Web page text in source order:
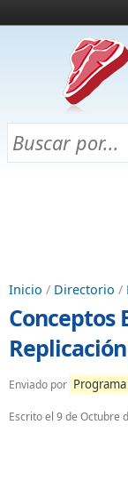
¿Qué es esto?
Directorio
Chuletas para
Inicio / Directorio /
Conceptos
Enviado por
Escrito el 9 de Octubre